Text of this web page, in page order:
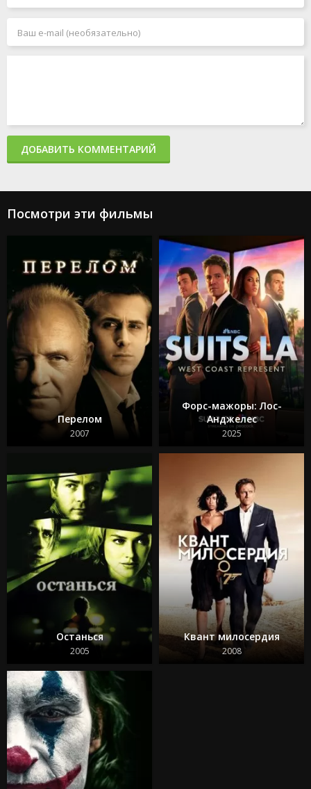
2020
2025
2013
2024
2023
2024
Микки 17
2025
ДОБАВИТЬ КОММЕНТАРИЙ
Посмотри эти фильмы
Перелом
2007
Форс-мажоры: Лос-
Анджелес
2025
Останься
2005
Квант милосердия
2008